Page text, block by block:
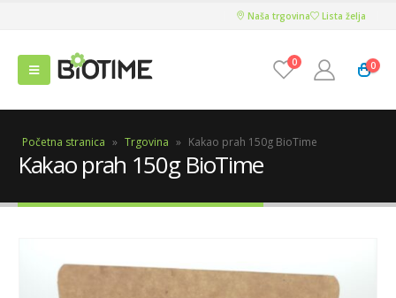
Naša trgovina Lista želja
0 0
Početna stranica » Trgovina » Kakao prah 150g BioTime
Kakao prah 150g BioTime